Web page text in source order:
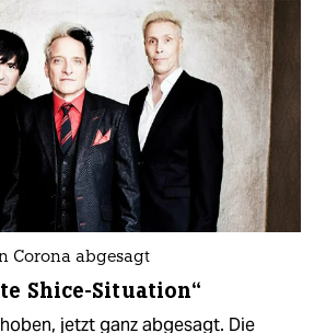
Corona abgesagt
Shice-Situation“
jetzt ganz abgesagt. Die